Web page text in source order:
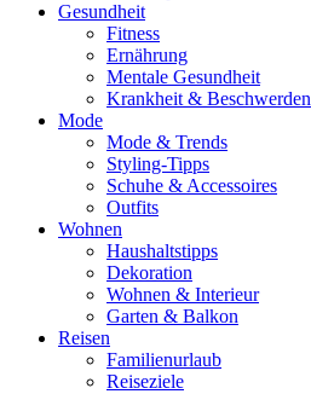
Gesundheit
Fitness
Ernährung
Mentale Gesundheit
Krankheit & Beschwerden
Mode
Mode & Trends
Styling-Tipps
Schuhe & Accessoires
Outfits
Wohnen
Haushaltstipps
Dekoration
Wohnen & Interieur
Garten & Balkon
Reisen
Familienurlaub
Reiseziele